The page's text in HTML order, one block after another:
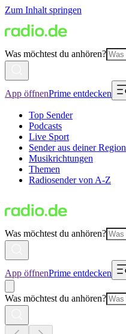
Zum Inhalt springen
Was möchtest du anhören?
App öffnenPrime entdecken
Top Sender
Podcasts
Live Sport
Sender aus deiner Region
Musikrichtungen
Themen
Radiosender von A-Z
Was möchtest du anhören?
App öffnenPrime entdecken
Was möchtest du anhören?